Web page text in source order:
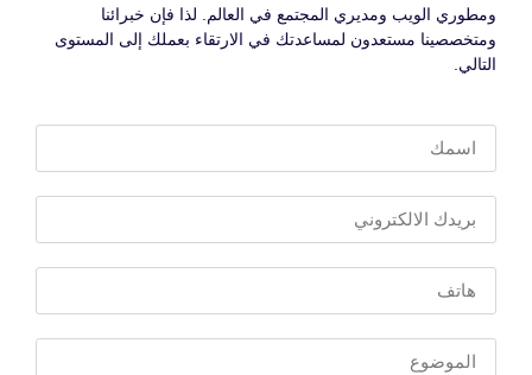
ومطوري الويب ومديري المجتمع في العالم. لذا فإن خبرائنا
ومتخصصينا مستعدون لمساعدتك في الارتقاء بعملك إلى المستوى
التالي.